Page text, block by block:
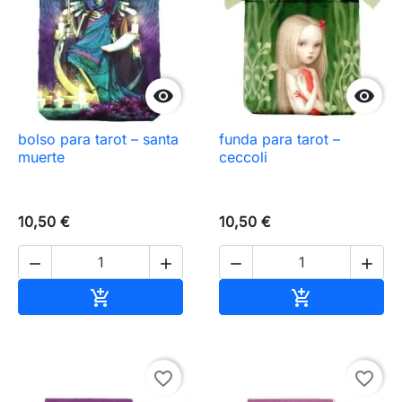

bolso para tarot – santa
muerte
10,50 €
 


funda para tarot –
ceccoli
10,50 €
 

favorite_border favorite_border